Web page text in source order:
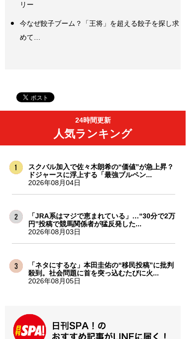
リー
今なぜ餃子ブーム？「王将」を超える餃子を探し求
めて…
24時間更新
人気ランキング
スクバル加入で佐々木朗希の“価値”が急上昇？
ドジャースに浮上する「最強ブルペン...
2026年08月04日
「JRA系はマジで恵まれている」…“30分で2万
円”投稿で競馬関係者が猛反発した...
2026年08月03日
「ネタにするな」本田圭佑の“移民投稿”に批判
殺到。社会問題に首を突っ込むたびに火...
2026年08月05日